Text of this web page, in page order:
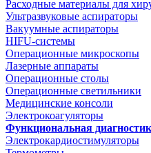
Расходные материалы для
Ультразвуковые аспираторы
Вакуумные аспираторы
HIFU-системы
Операционные микроскопы
Лазерные аппараты
Операционные столы
Операционные светильники
Медицинские консоли
Электрокоагуляторы
Функциональная
Электрокардиостимуляторы